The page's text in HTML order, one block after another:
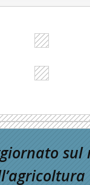
sul